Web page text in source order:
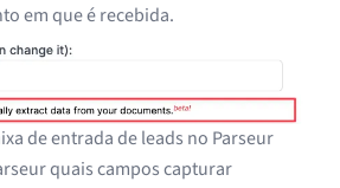
em que é recebida.
de entrada de leads no Parseur
quais campos capturar